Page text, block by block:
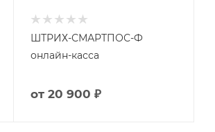
ШТРИХ-СМАРТПОС-Ф
онлайн-касса
от20 900 ₽